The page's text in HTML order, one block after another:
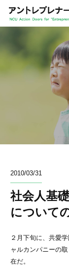
2010/03/31
社会人基
について
２月下旬に、共愛
ャルカンパニーの
在だ。